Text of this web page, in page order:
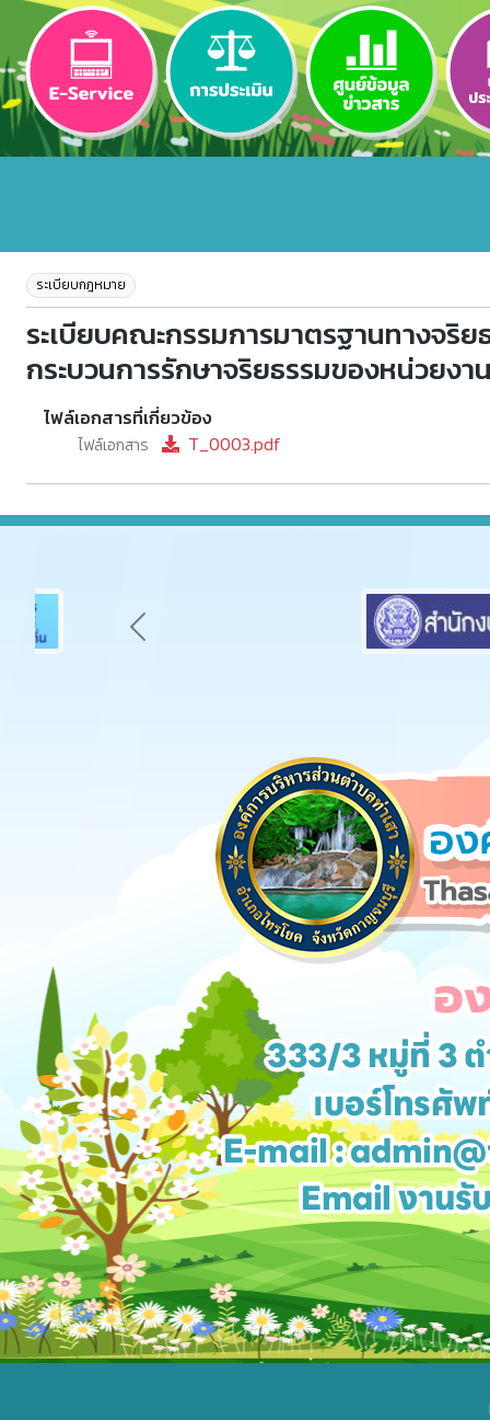
ระเบียบกฎหมาย
ระเบียบคณะกรรมการมาตรฐานทางจริ
กระบวนการรักษาจริยธรรมของหน่วยง
ไฟล์เอกสารที่เกี่ยวข้อง
ไฟล์เอกสาร T_0003.pdf
Previous